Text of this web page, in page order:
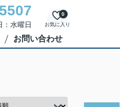
水曜日 お気に入り
0
お問い合わせ